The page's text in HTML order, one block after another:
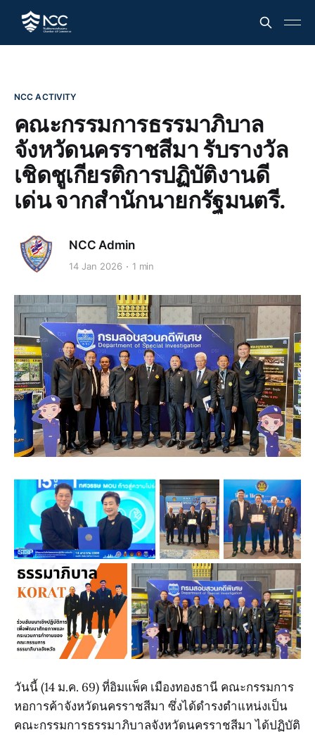
NCC ACTIVITY
คณะกรรมการธรรมาภิบาล
จังหวัดนครราชสีมา รับรางวัล
เชิดชูเกียรติการปฏิบัติงานดี
เด่น จากสำนักนายกรัฐมนตรี.
NCC Admin
14 Jan 2026 1 min
วันนี้ (14 ม.ค. 69) ที่อิมแพ็ค เมืองทองธานี คณะกรรมการ
หอการค้าจังหวัดนครราชสีมา ซึ่งได้ดำรงตำแหน่งเป็น
คณะกรรมการธรรมาภิบาลจังหวัดนครราชสีมา ได้ปฏิบัติ